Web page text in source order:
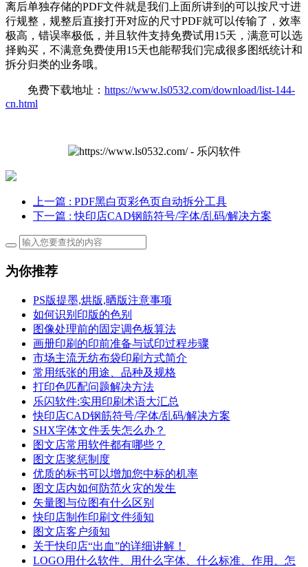
离后单独存储的PDF文件就是我们上面所讲到的可以按尺寸进
行规整，规整后直接打开对应的尺寸PDF就可以传输了，效率
极高，错误率极低，并且软件支持免费试用15天，满意可以选
择购买，不满意免费使用15天也能帮我们完成很多图纸统计和
拆分归类的业务哦。
免费下载地址： https://www.ls0532.com/download/list-144-
cn.html
上一篇 : PDF黑白页彩色页自动拆分工具
下一篇 : 快印店CAD钢筋符号/字体/乱码/解决方案
为你推荐
PS版提墨,烘版,晒版注意事项
如何识别印版的色别
图像处理前的固定调色板算法
画册印刷的印前准备与试印过程步骤
市场主流无纺布袋印刷方式简介
常用纸张的用途、品种及规格
打印色匹配问题解决方法
乐闪软件:实用印刷术语大汇总
快印店CAD钢筋符号/字体/乱码/解决方案
SHX字体文件丢失怎么办？
图文店常用软件都有哪些？
图文店奖惩制度
优质的标书可以增加您中标的机率
图文店内如何防范火灾的发生
矢量图与位图有什么区别
快印店制作印刷文件须知
图文店客户须知
关于快印店“出血”的详细讲解！
LOGO用什么软件、用什么字体、什么标准、作用、怎